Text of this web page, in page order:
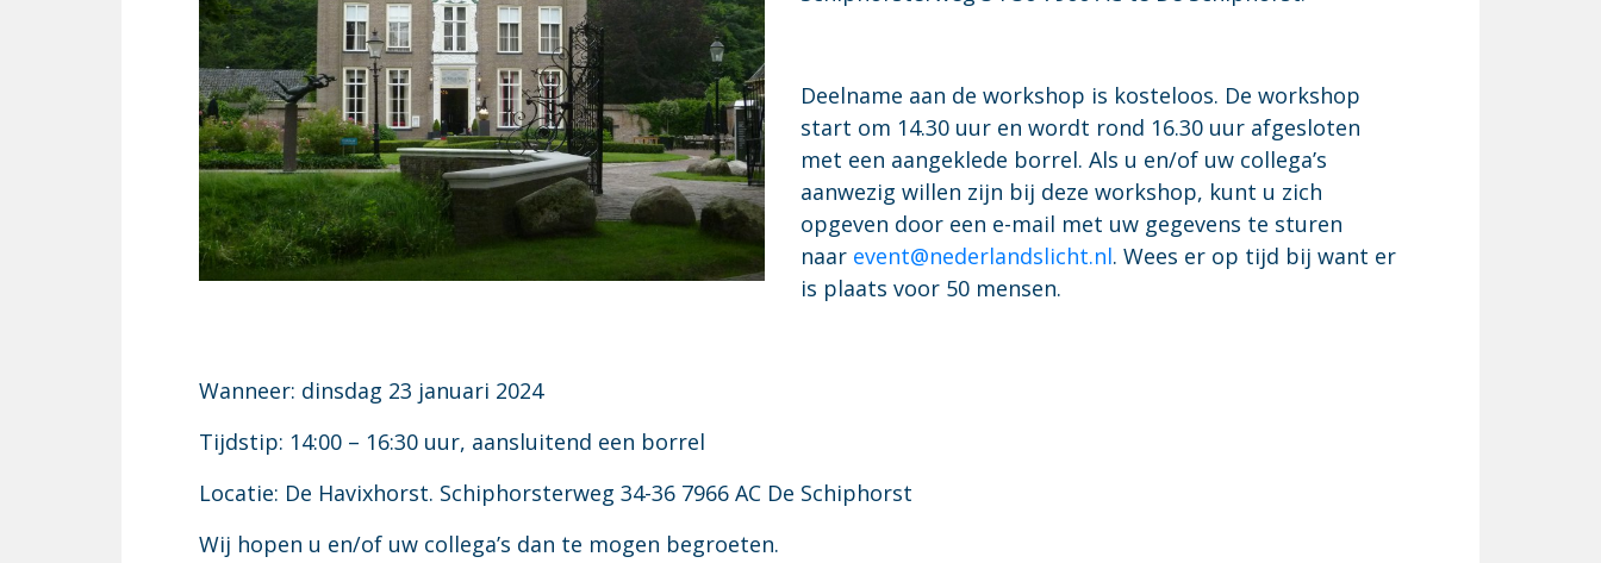
Deelname aan de workshop is kosteloos. De workshop
start om 14.30 uur en wordt rond 16.30 uur afgesloten
met een aangeklede borrel. Als u en/of uw collega’s
aanwezig willen zijn bij deze workshop, kunt u zich
opgeven door een e-mail met uw gegevens te sturen
naar event@nederlandslicht.nl. Wees er op tijd bij want er
is plaats voor 50 mensen.
Wanneer: dinsdag 23 januari 2024
Tijdstip: 14:00 – 16:30 uur, aansluitend een borrel
Locatie: De Havixhorst. Schiphorsterweg 34-36 7966 AC De Schiphorst
Wij hopen u en/of uw collega’s dan te mogen begroeten.